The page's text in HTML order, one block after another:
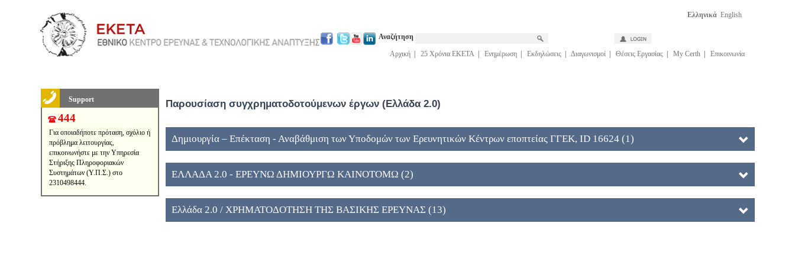
Ελληνικά English
Αναζήτηση
Αρχική| 25 Χρόνια ΕΚΕΤΑ| Ενημέρωση| Εκδηλώσεις| Διαγωνισμοί| Θέσεις Εργασίας| My Certh| Επικοινωνία
Support
444
Για οποιαδήποτε πρόταση, σχόλιο ή
πρόβλημα λειτουργίας,
επικοινωνήστε με την Υπηρεσία
Στήριξης Πληροφοριακών
Συστημάτων (Υ.Π.Σ.) στο
2310498444.
Παρουσίαση συγχρηματοδοτούμενων έργων (Ελλάδα 2.0)
Δημιουργία – Επέκταση - Αναβάθμιση των Υποδομών των Ερευνητικών Κέντρων εποπτείας ΓΓΕΚ, ID 16624 (1)
ΕΛΛΑΔΑ 2.0 - ΕΡΕΥΝΩ ΔΗΜΙΟΥΡΓΩ ΚΑΙΝΟΤΟΜΩ (2)
Ελλάδα 2.0 / ΧΡΗΜΑΤΟΔΟΤΗΣΗ ΤΗΣ ΒΑΣΙΚΗΣ ΕΡΕΥΝΑΣ (13)